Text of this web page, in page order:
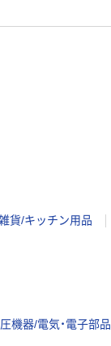
貨/キッチン用品
機器/電気・電子部品